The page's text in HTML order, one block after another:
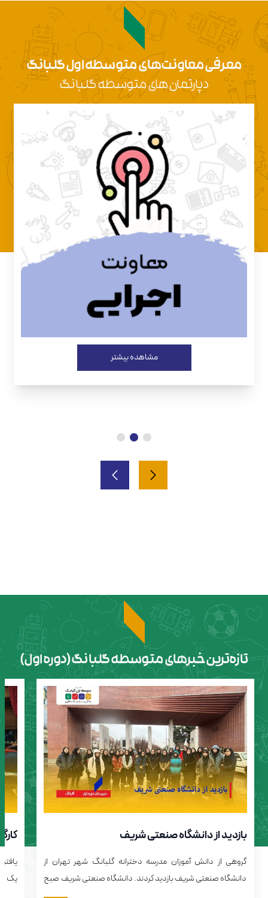
معرفی معاونت‌های متوسطه اول گلبانگ
دپارتمان‌های متوسطه گلبانگ
مشاهده بیشتر
تازه‌ترین خبرهای متوسطه گلبانگ(دوره اول)
بازدید از دانشگاه صنعتی شریف
گروهی از دانش آموزان مدرسه دخترانه گلبانگ شهر تهران از
دانشگاه صنعتی شریف بازدید کردند. دانشگاه صنعتی شریف صبح
روز ۸ بهمن ماه ۱۴۰۳ میزبان جمعی از دانش‌آموزان دبیرستان
یک